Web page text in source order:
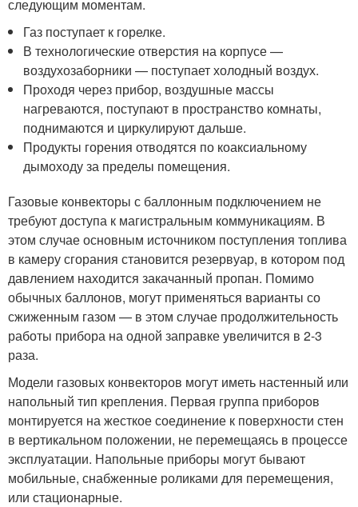
следующим моментам.
Газ поступает к горелке.
В технологические отверстия на корпусе —
воздухозаборники — поступает холодный воздух.
Проходя через прибор, воздушные массы
нагреваются, поступают в пространство комнаты,
поднимаются и циркулируют дальше.
Продукты горения отводятся по коаксиальному
дымоходу за пределы помещения.
Газовые конвекторы с баллонным подключением не
требуют доступа к магистральным коммуникациям. В
этом случае основным источником поступления топлива
в камеру сгорания становится резервуар, в котором под
давлением находится закачанный пропан. Помимо
обычных баллонов, могут применяться варианты со
сжиженным газом — в этом случае продолжительность
работы прибора на одной заправке увеличится в 2-3
раза.
Модели газовых конвекторов могут иметь настенный или
напольный тип крепления. Первая группа приборов
монтируется на жесткое соединение к поверхности стен
в вертикальном положении, не перемещаясь в процессе
эксплуатации. Напольные приборы могут бывают
мобильные, снабженные роликами для перемещения,
или стационарные.